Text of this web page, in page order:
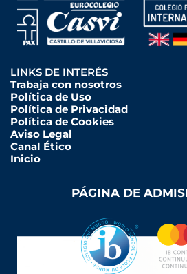
LINKS DE INTERÉS
Trabaja con nosotros
Política de Uso
Política de Privacidad
Política de Cookies
Aviso Legal
Canal Ético
Inicio
PÁGINA DE